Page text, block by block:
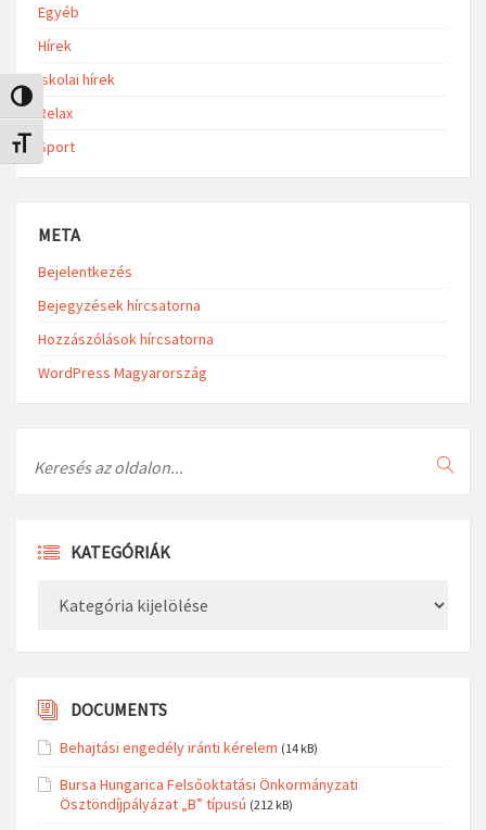
Nagy kontraszt váltása
Betűméret váltása
Egyéb
Hírek
Iskolai hírek
Relax
Sport
META
Bejelentkezés
Bejegyzések hírcsatorna
Hozzászólások hírcsatorna
WordPress Magyarország
KATEGÓRIÁK
DOCUMENTS
Behajtási engedély iránti kérelem (14 kB)
Bursa Hungarica Felsőoktatási Önkormányzati
Ösztöndíjpályázat „B” típusú (212 kB)